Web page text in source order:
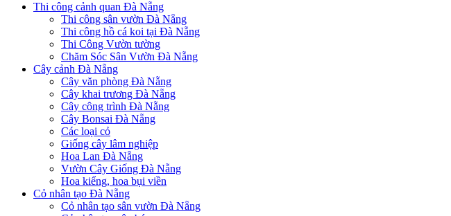
Thi công cảnh quan Đà Nẵng
Thi công sân vườn Đà Nẵng
Thi công hồ cá koi tại Đà Nẵng
Thi Công Vườn tường
Chăm Sóc Sân Vườn Đà Nẵng
Cây cảnh Đà Nẵng
Cây văn phòng Đà Nẵng
Cây khai trương Đà Nẵng
Cây công trình Đà Nẵng
Cây Bonsai Đà Nẵng
Các loại cỏ
Giống cây lâm nghiệp
Hoa Lan Đà Nẵng
Vườn Cây Giống Đà Nẵng
Hoa kiểng, hoa bụi viền
Cỏ nhân tạo Đà Nẵng
Cỏ nhân tạo sân vườn Đà Nẵng